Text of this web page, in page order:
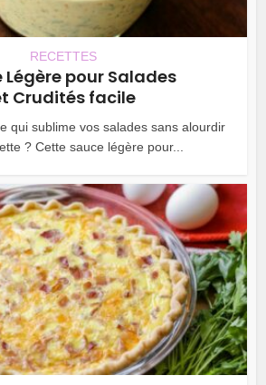
RECETTES
Légère pour Salades
Crudités facile
qui sublime vos salades sans alourdir
? Cette sauce légère pour...